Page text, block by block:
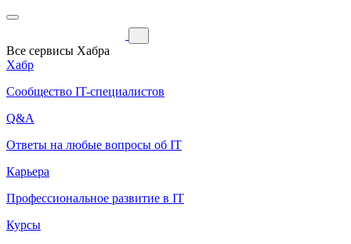
Все сервисы Хабра
Хабр
Сообщество IT-специалистов
Q&A
Ответы на любые вопросы об IT
Карьера
Профессиональное развитие в IT
Курсы